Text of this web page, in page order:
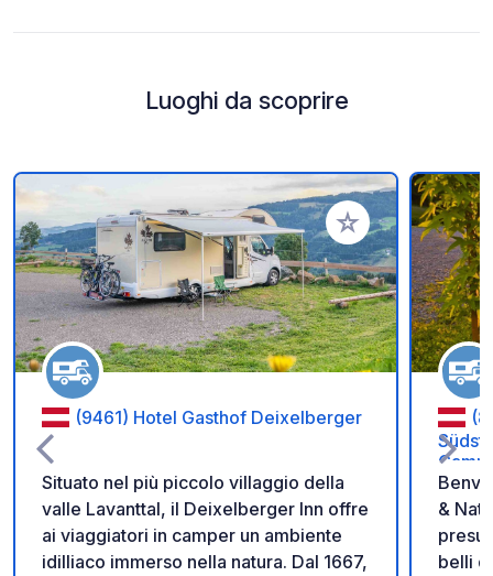
Luoghi da scoprire
Aggiungi ai tuoi
(9461) Hotel Gasthof Deixelberger
Situato nel più piccolo villaggio della
valle Lavanttal, il Deixelberger Inn offre
ai viaggiatori in camper un ambiente
idilliaco immerso nella natura. Dal 1667,
&
belli